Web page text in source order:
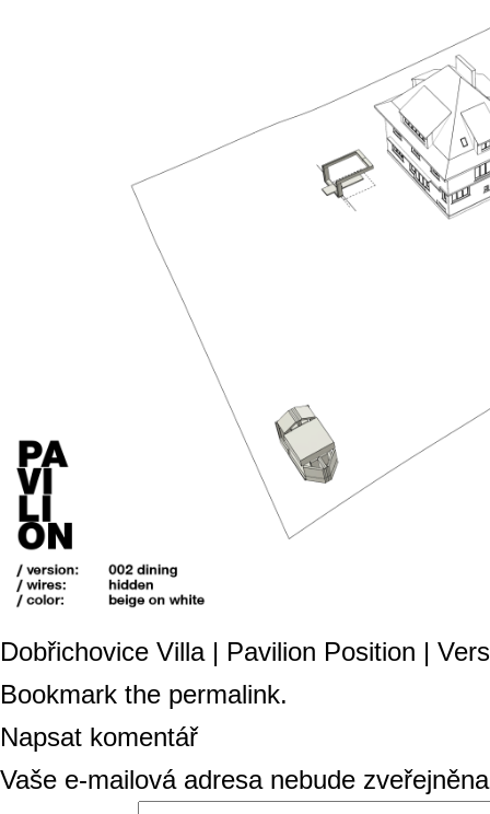
Dobřichovice Villa | Pavilion Position |
Bookmark the permalink.
Napsat komentář
Vaše e-mailová adresa nebude